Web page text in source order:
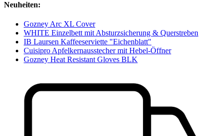
Neuheiten:
Gozney Arc XL Cover
WHITE Einzelbett mit Absturzsicherung & Querstreben
IB Laursen Kaffeeserviette "Eichenblatt"
Cuisipro Apfelkernausstecher mit Hebel-Öffner
Gozney Heat Resistant Gloves BLK